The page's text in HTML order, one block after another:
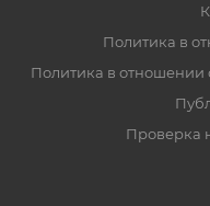
Политика в
Политика в отношении
Проверка